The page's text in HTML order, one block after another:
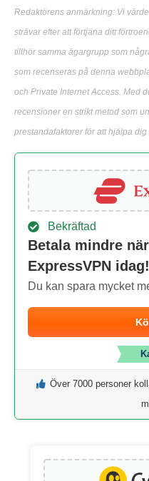
Redaktörens anmärkning: Vi
strävar efter att förtjäna ditt
tillhör samma ägargrupp som
som recenseras på denna
och Private Internet Access. Med
recensioner en strikt metod som
prestandafaktorer för att hjälpa
Bekräftad
Betala mindre
ExpressVPN idag!
Du kan spara mycket
Över 7000 personer